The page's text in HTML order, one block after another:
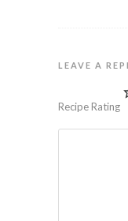
LEAVE A
Recipe Rating